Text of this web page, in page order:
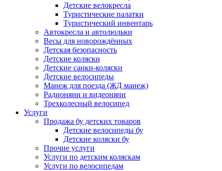
Детские велокресла
Туристические палатки
Туристический инвентарь
Автокресла и автолюльки
Весы для новорождённых
Детская безопасность
Детские коляски
Детские санки-коляски
Детские велосипеды
Манеж для поезда (ЖД манеж)
Радионяни и видеоняни
Трехколесный велосипед
Услуги
Продажа бу детских товаров
Детские велосипеды бу
Детские коляски бу
Прочие услуги
Услуги по детским коляскам
Услуги по велосипедам